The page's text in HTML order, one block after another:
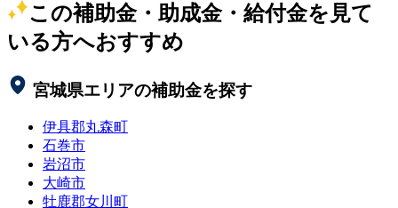
この補助金・助成金・給付金を見て
いる方へおすすめ
宮城県エリアの補助金を探す
伊具郡丸森町
石巻市
岩沼市
大崎市
牡鹿郡女川町